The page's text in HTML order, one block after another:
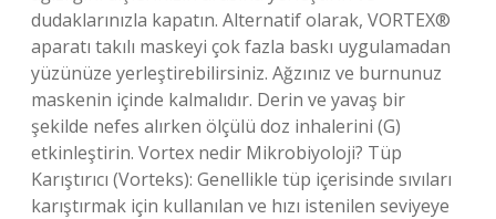
dudaklarınızla kapatın. Alternatif olarak, VORTEX®
aparatı takılı maskeyi çok fazla baskı uygulamadan
yüzünüze yerleştirebilirsiniz. Ağzınız ve burnunuz
maskenin içinde kalmalıdır. Derin ve yavaş bir
şekilde nefes alırken ölçülü doz inhalerini (G)
etkinleştirin. Vortex nedir Mikrobiyoloji? Tüp
Karıştırıcı (Vorteks): Genellikle tüp içerisinde sıvıları
karıştırmak için kullanılan ve hızı istenilen seviyeye